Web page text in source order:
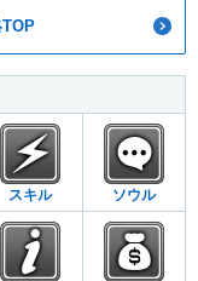
スキル ソウル